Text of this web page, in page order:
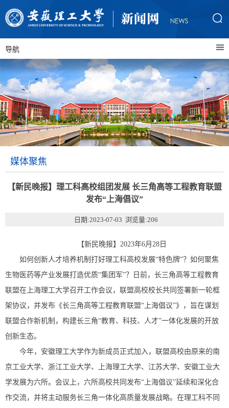
导航
媒体聚焦
【新民晚报】理工科高校组团发展 长三角高等工程教育联盟
发布“上海倡议”
日期:2023-07-03 浏览量:206
【新民晚报】2023年6月28日
如何创新人才培养机制打好理工科高校发展“特色牌”？如何聚焦
生物医药等产业发展打造优质“集团军”？日前，长三角高等工程教育
联盟在上海理工大学召开工作会议，联盟高校校长共同签署新一轮框
架协议，并发布《长三角高等工程教育联盟“上海倡议”》，旨在谋划
联盟合作新机制，构建长三角“教育、科技、人才”一体化发展的开放
创新生态。
今年，安徽理工大学作为新成员正式加入，联盟高校由原来的南
京工业大学、浙江工业大学、上海理工大学、江苏大学、安徽工业大
学发展为六所。会议上，六所高校共同发布“上海倡议”延续和深化合
作交流，并将主动服务长三角一体化高质量发展战略。在理工科不同